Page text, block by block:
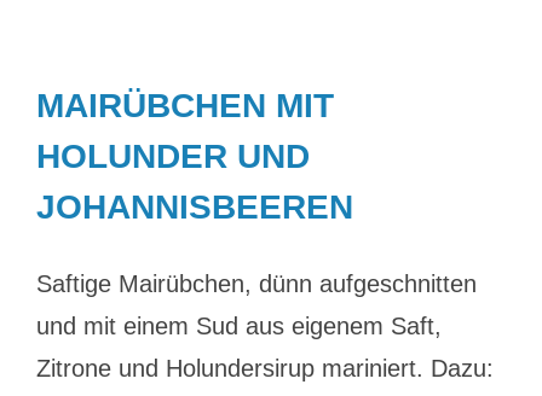
MAIRÜBCHEN MIT
HOLUNDER UND
JOHANNISBEEREN
Saftige Mairübchen, dünn aufgeschnitten
und mit einem Sud aus eigenem Saft,
Zitrone und Holundersirup mariniert. Dazu: